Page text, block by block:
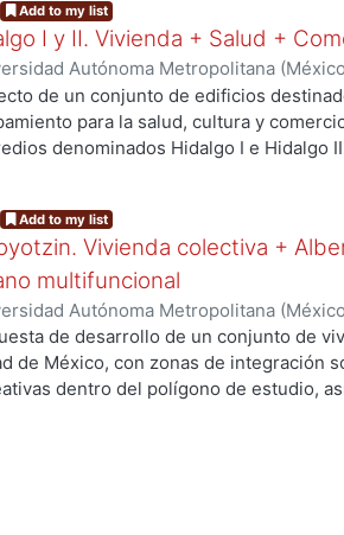
Add to my list
I y II. Vivienda + Salud +
Autónoma Metropolitana
de Información.,2023-10)
David
de un conjunto de edificios
para la salud, cultura y
denominados Hidalgo I e Hidalgo
el deterioro y escasez de vivienda
áreas sociales, y mejorar la
Add to my list
Vivienda colectiva +
multifuncional
Autónoma Metropolitana
de Información.,2023-10)
de desarrollo de un conjunto de
de México, con zonas de integración
dentro del polígono de estudio,